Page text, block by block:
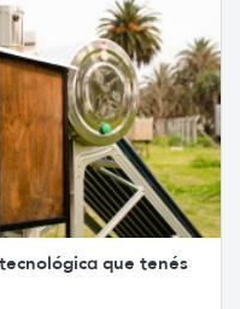
que tenés